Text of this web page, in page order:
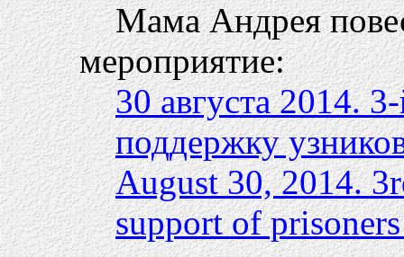
Мама Андрея
мероприятие:
30 августа 2014.
поддержку
August 30, 2014.
support of